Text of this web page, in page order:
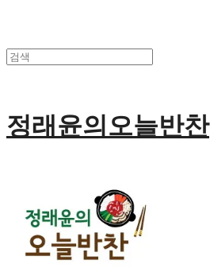
정래윤의오늘반찬